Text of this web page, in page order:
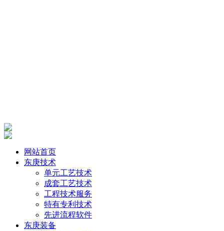
网站首页
东庚技术
单元工艺技术
成套工艺技术
工程技术服务
特有专利技术
先进流程软件
东庚装备